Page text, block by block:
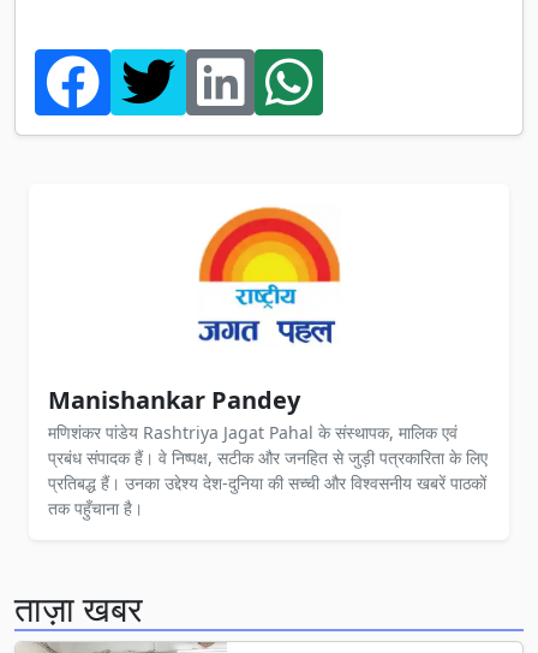
Manishankar Pandey
मणिशंकर पांडेय Rashtriya Jagat Pahal के संस्थापक, मालिक एवं
प्रबंध संपादक हैं। वे निष्पक्ष, सटीक और जनहित से जुड़ी पत्रकारिता के लिए
प्रतिबद्ध हैं। उनका उद्देश्य देश-दुनिया की सच्ची और विश्वसनीय खबरें पाठकों
तक पहुँचाना है।
ताज़ा खबर